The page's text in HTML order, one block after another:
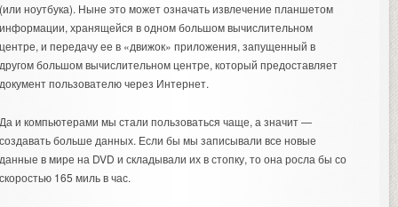
ноутбука). Ныне это может означать извлечение планшетом
хранящейся в одном большом вычислительном
и передачу ее в «движок» приложения, запущенный в
большом вычислительном центре, который предоставляет
пользователю через Интернет.
и компьютерами мы стали пользоваться чаще, а значит —
больше данных. Если бы мы записывали все новые
в мире на DVD и складывали их в стопку, то она росла бы со
165 миль в час.